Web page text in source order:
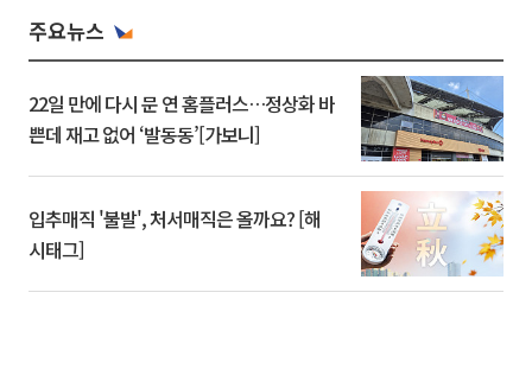
주요뉴스
22일 만에 다시 문 연 홈플러스…정상화 바
쁜데 재고 없어 ‘발동동’[가보니]
입추매직 '불발', 처서매직은 올까요? [해
시태그]